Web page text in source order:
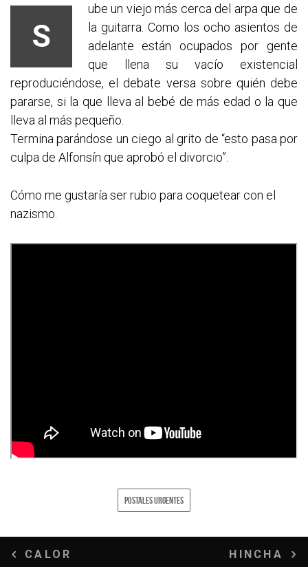
S
ube un viejo más cerca del arpa que de
la guitarra. Como los ocho asientos de
adelante están ocupados por gente
que llena su vacío existencial
reproduciéndose, el debate versa sobre quién debe
pararse, si la que lleva al bebé de más edad o la que
lleva al más pequeño.
Termina parándose un ciego al grito de “esto pasa por
culpa de Alfonsín que aprobó el divorcio”.
Cómo me gustaría ser rubio para coquetear con el
nazismo.
POSTALES URGENTES
Navegación
CALOR HINCHA